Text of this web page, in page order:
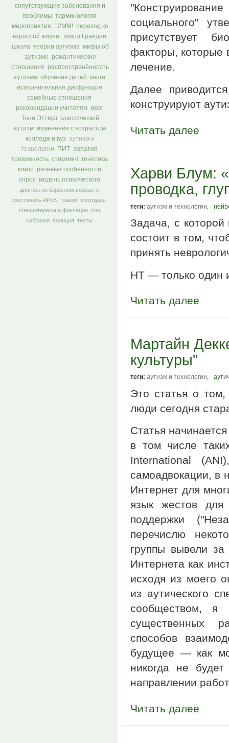
сопутствующие заболевания и
проблемы терминология
мероприятия 12ММ! переход ко
взрослой жизни
Темпл Грандин
школа теории аутизма
мифы об
аутизме
романтические
отношения
распространённость
аутизма обучение детей
книги
исполнительная дисфункция
семейные отношения
рекомендации учителям
мозг
Тони Эттвуд
классический
аутизм
изменения с возрастом
колледж и вуз аутизм и
технологии
ПИТ
эмпатия
тревожность стимминг генетика
юмор
речевые особенности
опрос модель психического
диагноз по взрослом возрасте
фестиваль АРоВ травля мелтдаун
специнтересы и фиксации сон
сиблинги полиция тесты
социального"
присутствует
факторы, которые
лечение.
Далее
конструируют
Читать далее
Харви Блум:
проводка,
теги: аутизм и технологии
Задача, с
состоит в том,
принять
НТ — только один
Читать далее
Мартайн
культуры"
теги: аутизм и технологии,
Это статья о
люди сегодня
Статья
в том числе
International
самоадвокации, в
Интернет для
язык жестов
поддержки
перечислю
группы вывели
Интернета как
исходя из моего
из аутического
сообществом, я
существенных
способов
будущее — как
никогда не
направлении
Читать далее